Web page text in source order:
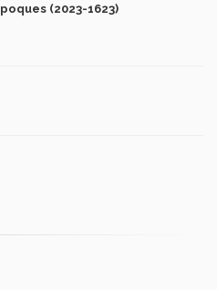
(2023-1623)